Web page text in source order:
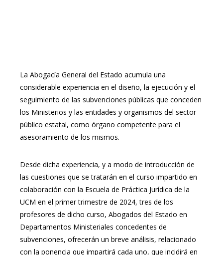
La Abogacía General del Estado acumula una
considerable experiencia en el diseño, la ejecución y el
seguimiento de las subvenciones públicas que conceden
los Ministerios y las entidades y organismos del sector
público estatal, como órgano competente para el
asesoramiento de los mismos.
Desde dicha experiencia, y a modo de introducción de
las cuestiones que se tratarán en el curso impartido en
colaboración con la Escuela de Práctica Jurídica de la
UCM en el primer trimestre de 2024, tres de los
profesores de dicho curso, Abogados del Estado en
Departamentos Ministeriales concedentes de
subvenciones, ofrecerán un breve análisis, relacionado
con la ponencia que impartirá cada uno, que incidirá en